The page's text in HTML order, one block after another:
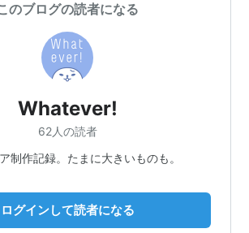
のブログの読者になる
Whatever!
62人の読者
制作記録。たまに大きいものも。
ログインして読者になる